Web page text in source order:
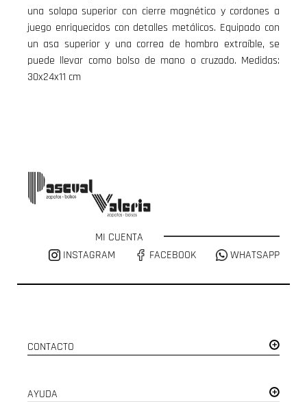
una solapa superior con cierre magnético y cordones a
juego enriquecidos con detalles metálicos. Equipado con
un asa superior y una correa de hombro extraíble, se
puede llevar como bolso de mano o cruzado. Medidas:
30x24x11 cm
MI CUENTA
INSTAGRAM
FACEBOOK WHATSAPP
CONTACTO
AYUDA